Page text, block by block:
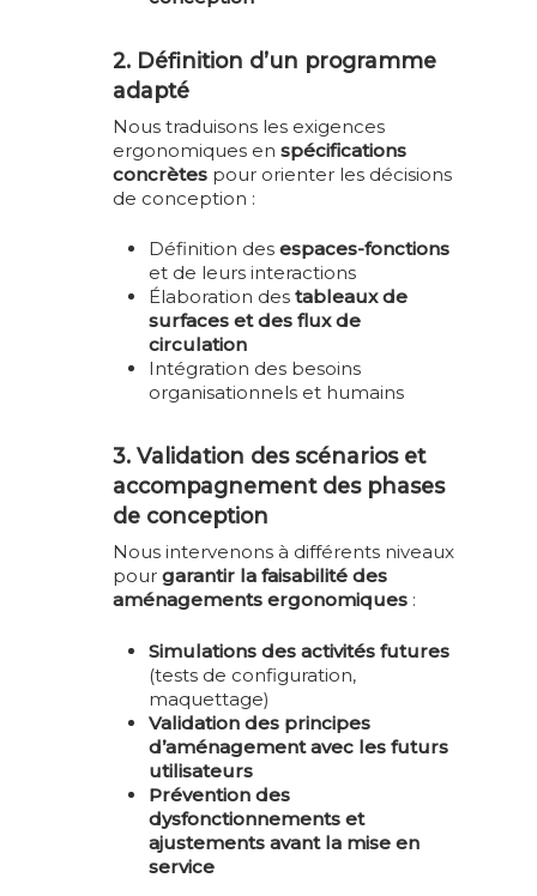
2. Définition d’un programme
adapté
Nous traduisons les exigences
ergonomiques enspécifications
concrètes pour orienter les décisions
de conception :
Définition desespaces-fonctions
et de leurs interactions
Élaboration destableaux de
surfaces et des flux de
circulation
Intégration des besoins
organisationnels et humains
3. Validation des scénarios et
accompagnement des phases
de conception
Nous intervenons à différents niveaux
pourgarantir la faisabilité des
aménagements ergonomiques :
Simulations des activités futures
(tests de configuration,
maquettage)
Validation des principes
d’aménagement avec les futurs
utilisateurs
Prévention des
dysfonctionnements et
ajustements avant la mise en
service